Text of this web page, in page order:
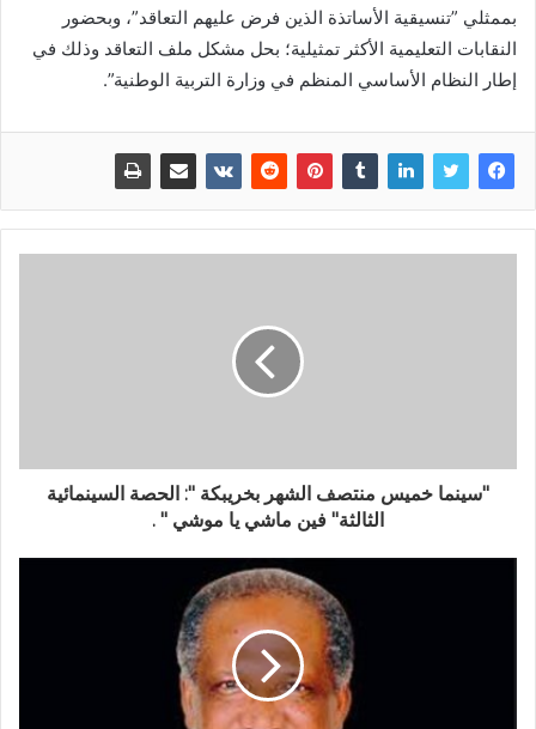
بممثلي ”تنسيقية الأساتذة الذين فرض عليهم التعاقد”، وبحضور
النقابات التعليمية الأكثر تمثيلية؛ بحل مشكل ملف التعاقد وذلك في
إطار النظام الأساسي المنظم في وزارة التربية الوطنية”.
"سينما خميس منتصف الشهر بخريبكة ": الحصة السينمائية
الثالثة" فين ماشي يا موشي " .